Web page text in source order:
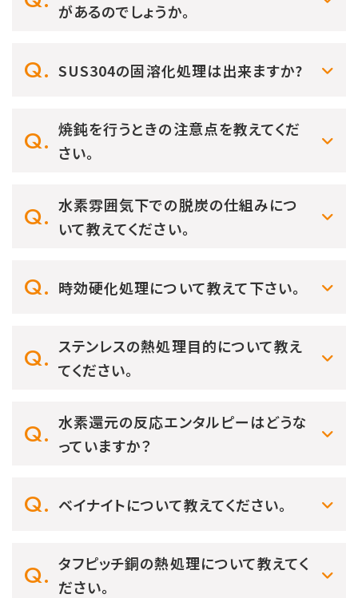
があるのでしょうか。
SUS304の固溶化処理は出来ますか?
焼鈍を行うときの注意点を教えてくだ
さい。
水素雰囲気下での脱炭の仕組みにつ
いて教えてください。
時効硬化処理について教えて下さい。
ステンレスの熱処理目的について教え
てください。
水素還元の反応エンタルピーはどうな
っていますか？
ベイナイトについて教えてください。
タフピッチ銅の熱処理について教えてく
ださい。